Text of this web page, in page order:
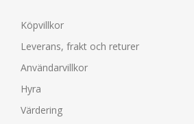
Köpvillkor
Leverans, frakt och returer
Användarvillkor
Hyra
Värdering